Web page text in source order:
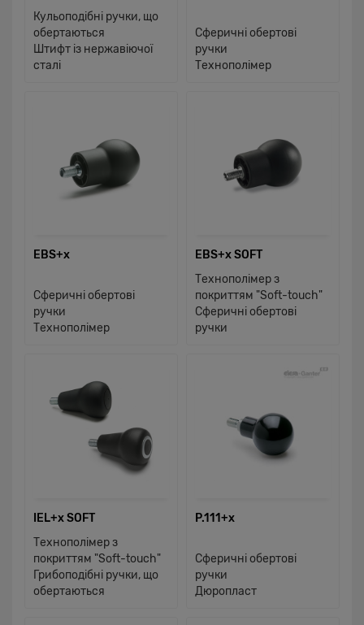
Кульоподібні ручки, що
обертаються
Штифт із нержавіючої
сталі
Сферичні обертові
ручки
Технополімер
EBS+x
Сферичні обертові
ручки
Технополімер
EBS+x SOFT
Технополімер з
покриттям "Soft-touch"
Сферичні обертові
ручки
IEL+x SOFT
Технополімер з
покриттям "Soft-touch"
Грибоподібні ручки, що
обертаються
P.111+x
Сферичні обертові
ручки
Дюропласт